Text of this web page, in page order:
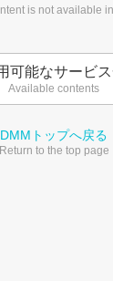
is not available
可能なサービ
Available contents
DMMトップへ戻る
Return to the top page